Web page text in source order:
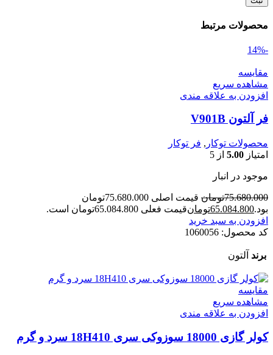
محصولات مرتبط
-14%
مقایسه
مشاهده سریع
افزودن به علاقه مندی
فر آلتون V901B
محصولات توکار , فر توکار
امتیاز 5.00 از 5
موجود در انبار
75.680.000تومان
قیمت اصلی 75.680.000تومان
بود.65.084.800تومانقیمت فعلی 65.084.800تومان است.
افزودن به سبد خرید
کد محصول: 1060056
برند آلتون
مقایسه
مشاهده سریع
افزودن به علاقه مندی
کولر گازی 18000 سوزوکی سری 18H410 سرد و گرم